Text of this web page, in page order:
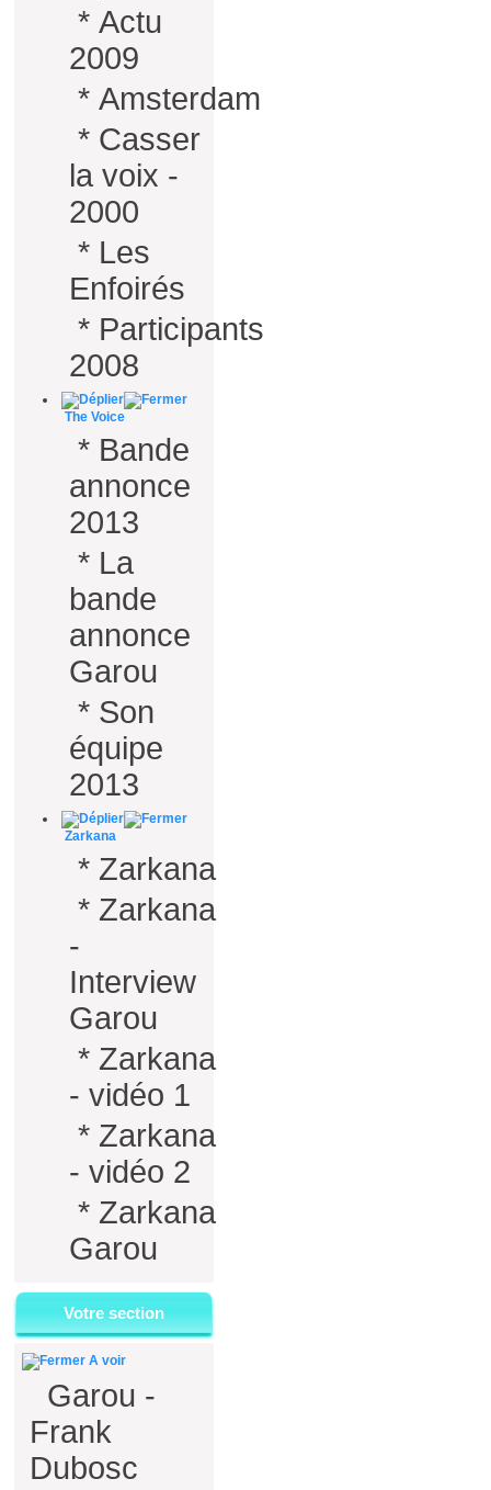
* Actu
2009
* Amsterdam
* Casser
la voix -
2000
* Les
Enfoirés
* Participants
2008
The Voice
* Bande
annonce
2013
* La
bande
annonce
Garou
* Son
équipe
2013
Zarkana
* Zarkana
* Zarkana
-
Interview
Garou
* Zarkana
- vidéo 1
* Zarkana
- vidéo 2
* Zarkana
Garou
Votre section
A voir
Garou -
Frank
Dubosc